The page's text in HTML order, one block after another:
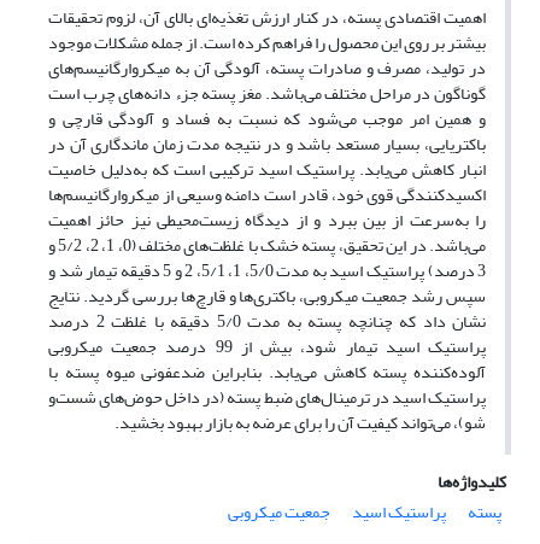
اهمیت اقتصادی پسته، در کنار ارزش تغذیه‌ای بالای آن، لزوم تحقیقات
بیشتر بر روی این محصول را فراهم کرده است. از جمله مشکلات موجود
در تولید، مصرف و صادرات پسته، آلودگی‌ آن به میکروارگانیسم‌های
گوناگون در مراحل مختلف می‌باشد. مغز پسته جزء دانه‌های چرب است
و همین امر موجب می‌شود که نسبت به فساد و آلودگی قارچی و
باکتریایی، بسیار مستعد باشد و در نتیجه مدت زمان ماندگاری آن در
انبار کاهش می‌یابد. پراستیک اسید ترکیبی است که به‌دلیل خاصیت
اکسیدکنندگی قوی خود، قادر است دامنه وسیعی از میکروارگانیسم‌ها
را به‌سرعت از بین ببرد و از دیدگاه زیست‌محیطی نیز حائز اهمیت
می‌باشد. در این تحقیق، پسته خشک با غلظت‌های مختلف (0، 1، 2، 5/2 و
3 درصد) پراستیک اسید به مدت 5/0، 1، 5/1، 2 و 5 دقیقه تیمار شد و
سپس رشد جمعیت میکروبی، باکتری‌ها و قارچ‌ها بررسی گردید. نتایج
نشان داد که چنانچه پسته به مدت 5/0 دقیقه با غلظت 2 درصد
پراستیک اسید تیمار شود، بیش از 99 درصد جمعیت میکروبی
آلوده‌کننده پسته کاهش می‌یابد. بنابراین ضدعفونی میوه پسته با
پراستیک اسید در ترمینال‌های ضبط پسته (در داخل حوض‌های شست‌و
شو)، می‌تواند کیفیت آن را برای عرضه به بازار بهبود بخشید.
کلیدواژه‌ها
پسته
پراستیک اسید جمعیت میکروبی